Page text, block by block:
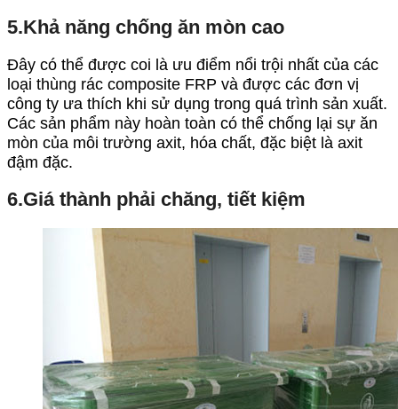
5.Khả năng chống ăn mòn cao
Đây có thể được coi là ưu điểm nổi trội nhất của các
loại thùng rác composite FRP và được các đơn vị
công ty ưa thích khi sử dụng trong quá trình sản xuất.
Các sản phẩm này hoàn toàn có thể chống lại sự ăn
mòn của môi trường axit, hóa chất, đặc biệt là axit
đậm đặc.
6.Giá thành phải chăng, tiết kiệm